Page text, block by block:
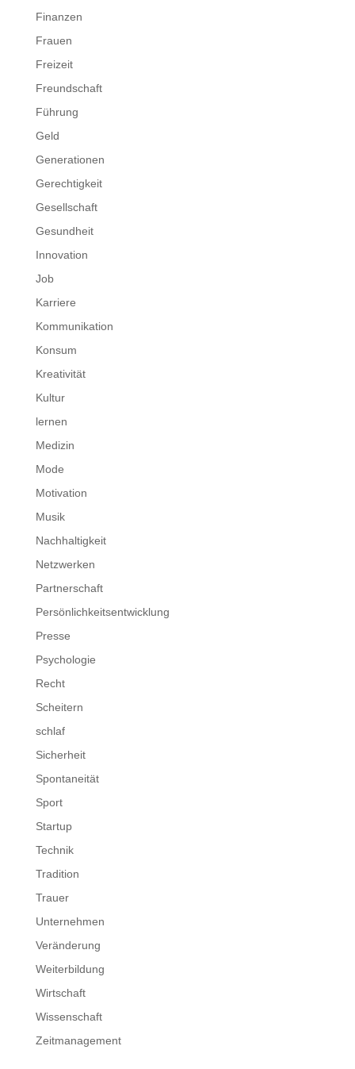
Finanzen
Frauen
Freizeit
Freundschaft
Führung
Geld
Generationen
Gerechtigkeit
Gesellschaft
Gesundheit
Innovation
Job
Karriere
Kommunikation
Konsum
Kreativität
Kultur
lernen
Medizin
Mode
Motivation
Musik
Nachhaltigkeit
Netzwerken
Partnerschaft
Persönlichkeitsentwicklung
Presse
Psychologie
Recht
Scheitern
schlaf
Sicherheit
Spontaneität
Sport
Startup
Technik
Tradition
Trauer
Unternehmen
Veränderung
Weiterbildung
Wirtschaft
Wissenschaft
Zeitmanagement